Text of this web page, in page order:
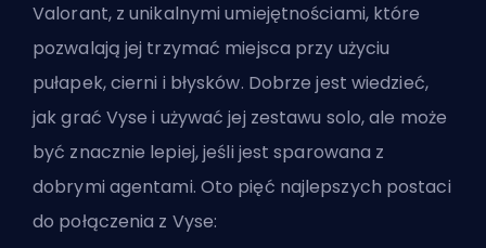
Valorant, z unikalnymi umiejętnościami, które
pozwalają jej trzymać miejsca przy użyciu
pułapek, cierni i błysków. Dobrze jest wiedzieć,
jak grać Vyse i używać jej zestawu solo, ale może
być znacznie lepiej, jeśli jest sparowana z
dobrymi agentami. Oto pięć najlepszych postaci
do połączenia z Vyse: